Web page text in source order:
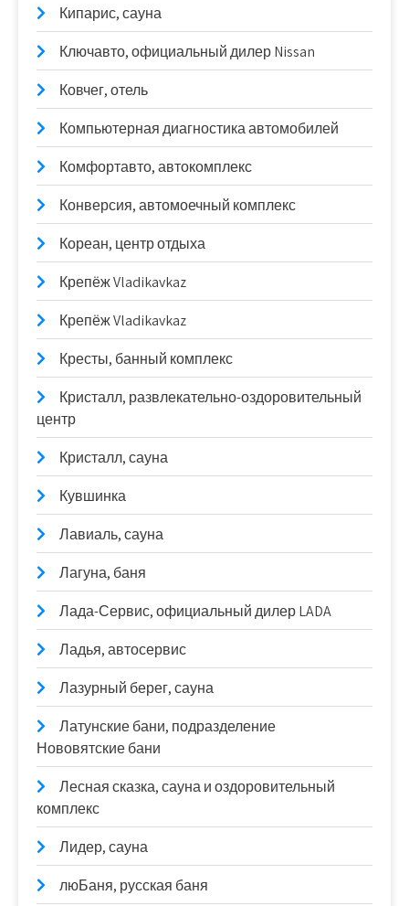
Кипарис, сауна
Ключавто, официальный дилер Nissan
Ковчег, отель
Компьютерная диагностика автомобилей
Комфортавто, автокомплекс
Конверсия, автомоечный комплекс
Кореан, центр отдыха
Крепёж Vladikavkaz
Крепёж Vladikavkaz
Кресты, банный комплекс
Кристалл, развлекательно-оздоровительный
центр
Кристалл, сауна
Кувшинка
Лавиаль, сауна
Лагуна, баня
Лада-Сервис, официальный дилер LADA
Ладья, автосервис
Лазурный берег, сауна
Латунские бани, подразделение
Нововятские бани
Лесная сказка, сауна и оздоровительный
комплекс
Лидер, сауна
люБаня, русская баня